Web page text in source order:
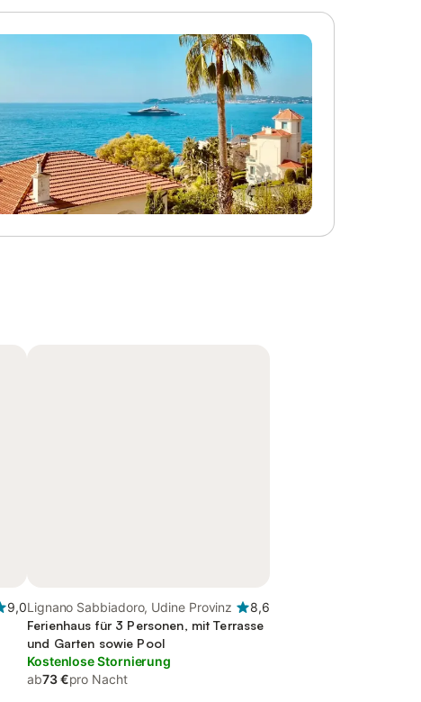
9,0Lignano Sabbiadoro, Udine Provinz
8,6
Ferienhaus für 3 Personen, mit Terrasse
und Garten sowie Pool
Kostenlose Stornierung
ab73 €pro Nacht